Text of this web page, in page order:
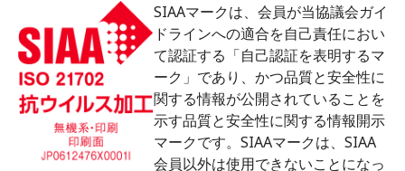
SIAAマークは、会員が当協議会ガイ
ドラインへの適合を自己責任におい
て認証する「自己認証を表明するマ
ーク」であり、かつ品質と安全性に
関する情報が公開されていることを
示す品質と安全性に関する情報開示
マークです。SIAAマークは、SIAA
会員以外は使用できないことになっ